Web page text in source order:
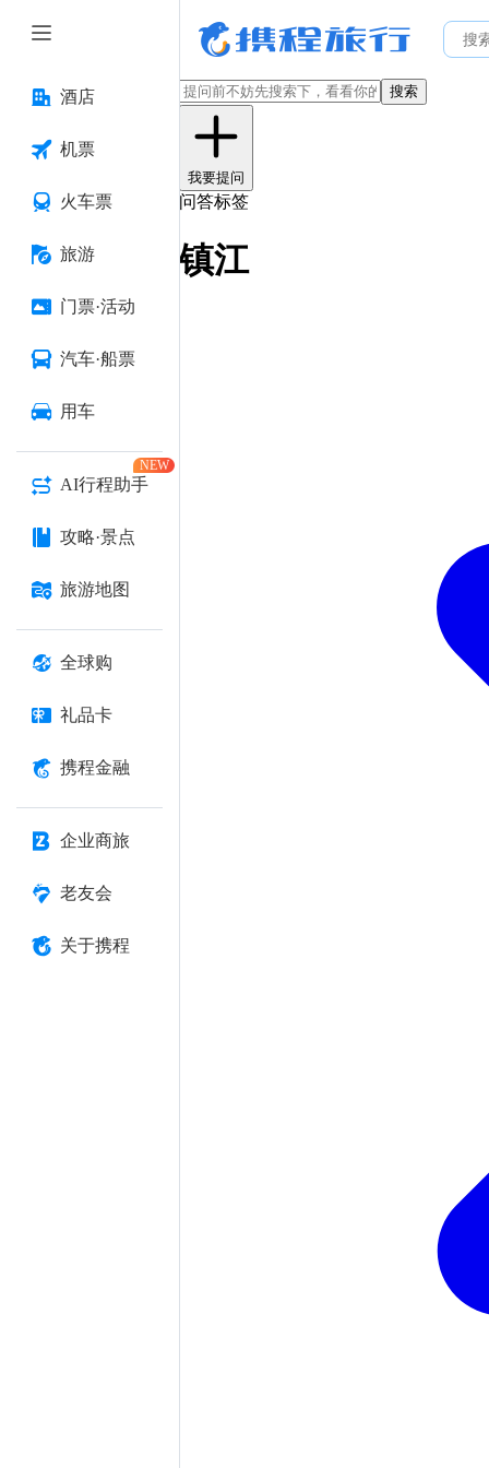
酒店
机票
火车票
旅游
门票·活动
汽车·船票
用车
AI行程助手
NEW
攻略·景点
旅游地图
全球购
礼品卡
携程金融
企业商旅
老友会
关于携程
搜索
我要提问
问答标签
镇江